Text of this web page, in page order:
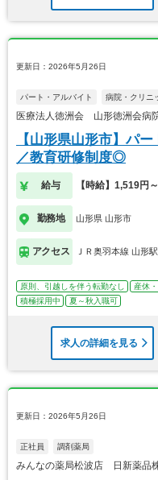
更新日：2026年5月26日
パート・アルバイト 病院・クリニ
医療法人徳洲会 山形徳洲会病
【山形県山形市】パ
／教育研修制度◎
給与 【時給】1,519円～
勤務地 山形県 山形市
アクセス ＪＲ奥羽本線 山形駅
原則、引越しを伴う転勤なし 産休
積極採用中
夏～秋入職可
求人の詳細を見る
更新日：2026年5月26日
正社員 調剤薬局
みんなの薬局松波店 日新薬品